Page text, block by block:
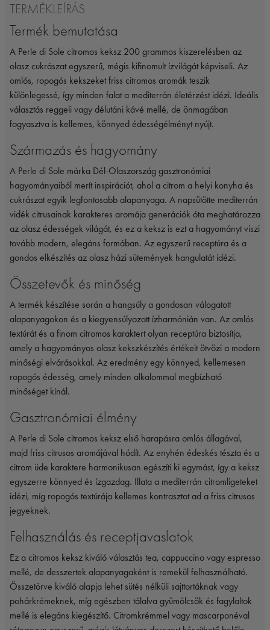
TERMÉKLEÍRÁS
Termék bemutatása
A Perle di Sole citromos keksz 200 grammos kiszerelésben az
olasz cukrászat egyszerű, mégis kifinomult ízvilágát képviseli. Az
omlós, ropogós kekszeket friss citromos aromák teszik
különlegessé, így minden falat a mediterrán életérzést idézi. Ideális
választás reggeli vagy délutáni kávé mellé, de önmagában
fogyasztva is kellemes, könnyed édességélményt nyújt.
Származás és hagyomány
A Perle di Sole márka Dél-Olaszország gasztronómiai
hagyományaiból merít inspirációt, ahol a citrom a helyi konyha és
cukrászat egyik legfontosabb alapanyaga. A napsütötte mediterrán
vidék citrusainak karakteres aromája generációk óta meghatározza
az olasz édességek világát, és ez a keksz is ezt a hagyományt viszi
tovább modern, elegáns formában. Az egyszerű receptúra és a
gondos elkészítés az olasz házi sütemények hangulatát idézi.
Összetevők és minőség
A termék készítése során a hangsúly a gondosan válogatott
alapanyagokon és a kiegyensúlyozott ízharmónián van. Az omlós
textúrát és a finom citromos karaktert olyan receptúra biztosítja,
amely a hagyományos olasz kekszkészítés értékeit ötvözi a modern
minőségi elvárásokkal. Az eredmény egy könnyed, kellemesen
ropogós édesség, amely minden alkalommal megbízható
minőséget kínál.
Gasztronómiai élmény
A Perle di Sole citromos keksz első harapásra omlós állagával,
majd friss citrusos aromájával hódít. Az enyhén édeskés tészta és a
citrom üde karaktere harmonikusan egészíti ki egymást, így a keksz
egyszerre könnyed és ízgazdag. Illata a mediterrán citromligeteket
idézi, míg ropogós textúrája kellemes kontrasztot ad a friss citrusos
jegyeknek.
Felhasználás és receptjavaslatok
Ez a citromos keksz kiváló választás tea, cappuccino vagy espresso
mellé, de desszertek alapanyagaként is remekül felhasználható.
Összetörve kiváló alapja lehet sütés nélküli sajttortáknak vagy
pohárkrémeknek, míg egészben tálalva gyümölcsök és fagylaltok
mellé is elegáns kiegészítő. Citromkrémmel vagy mascarponéval